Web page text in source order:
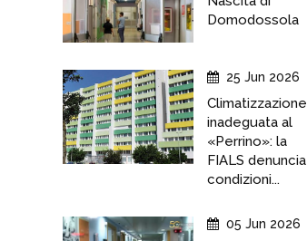
Domodossola
25 Jun 2026
Climatizzazione
inadeguata al
«Perrino»: la
FIALS denuncia
condizioni...
05 Jun 2026